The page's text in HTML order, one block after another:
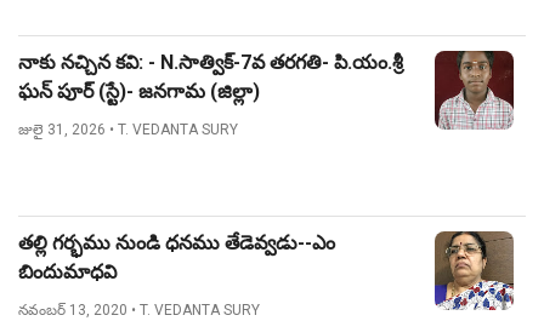
నాకు నచ్చిన కవి: - N.సాత్విక్-7వ తరగతి- పి.యం.శ్రీ
ఘన్ పూర్ (స్టే)- జనగామ (జిల్లా)
జులై 31, 2026 • T. VEDANTA SURY
తల్లి గర్భము నుండి ధనము తేడెవ్వడు--ఎం
బిందుమాధవి
నవంబర్ 13, 2020 • T. VEDANTA SURY